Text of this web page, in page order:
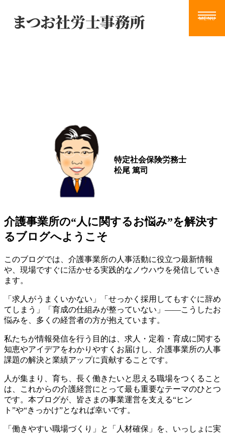
特定社会保険労務士
松尾 篤司
介護事業所の“人に関するお悩み”を解決す
るブログへようこそ
このブログでは、介護事業所の人事活動に役立つ最新情報
や、現場ですぐに活かせる実践的なノウハウを発信していき
ます。
「求人がうまくいかない」「せっかく採用してもすぐに辞め
てしまう」「育成の仕組みが整っていない」――こうしたお
悩みを、多くの経営者の方が抱えています。
私たちが情報発信を行う目的は、求人・定着・育成に関する
知恵やアイデアをわかりやすくお届けし、介護事業所の人事
課題の解決と業績アップに貢献することです。
人が集まり、育ち、長く働きたいと思える職場をつくること
は、これからの介護経営にとって最も重要なテーマのひとつ
です。本ブログが、皆さまの事業運営を支える“ヒン
ト”や“きっかけ”となれば幸いです。
「働きやすい職場づくり」と「人材確保」を、いっしょに実